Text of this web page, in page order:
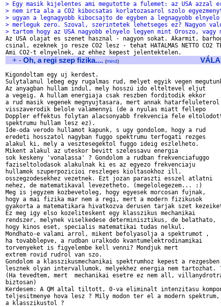
> Egy masik kijelentes ami megutotte a fulemet: az USA azzal
> nem irta ala a CO2 kibocsatas korlatozasarol szolo
> ugyan a legnagyobb kibocsajto de egyben a legnagyobb
> merleguk zero. Szoval, szerintetek lehetseges ez? Nagyon
> tartom hogy az USA nagyobb elnyelo legyen mint Oroszo,
Az USA olajat es szenet hasznal - nagyon sokat. Akarmit,
csinal, ezeknek jo resze CO2 lesz - tehat HATALMAS NETTO CO2
+ - Oh, a regi szep fizika.... (mind)
Kigondoltam egy uj kerdest.
Sulytalanul lebeg egy rugalmas rud, melyet egyik vegen
Az anyagban hullam indul, mely hosszú ido elteltevel eljut
a vegeig. A hullam energiaja csak reszben forditodik ekkor
a rud masik vegenek megnyujtasara, mert annak hatarfeluleterol
visszaverodik belole valamennyi (de a nyulas miatt fellepo
Doppler effektus folytan alacsonyabb frekvencia fele
spektrumu hullam lesz ez).
Ide-oda verodo hullamot kapunk, s ugy gondolom, hogy a rud
eredeti hosszatol nagyban fuggo spektrumu terfogati rezges
alakul ki, mely a vesztesegektol fuggo ideig eszlelheto.
Mikent alakul az uteskor bevitt szelessavu energia
sok keskeny 'vonalassa' ? Gondolom a rudban frekvenciafuggo
faziseltolodasok alakulnak ki es az egyezo frekvenciaju
hullamok szuperpozicioi reszleges kioltasokhoz ill.
osszegzodesekhez vezetnek. Ezt jozan paraszti esszel atlatni
nehez, de matematikaval levezetheto. (megelolegezem... :)
Meg is jegyzem kozbevetoleg, hogy egyesek morcosan fujnak,
hogy a mai fizika mar nem a regi, mert a modern fizikusok
gyakorta a matematikara hivatkozva derusen tarjak szet
Ez meg igy elso kozeliteskent egy klasszikus mechanikai
rendszer, melynek viselkedese determinisztikus, de belathato,
hogy kinos eset, specialis matematikai tudas nelkul.
Mondhato-e valami arrol, mikent befolyasolja a spektrumot ,
ha tovabblepve, a rudban uralkodo kvantumelektrodinamikai
torvenyeket is figyelembe kell venni? Mondjuk mert
extrem rovid rudrol van szo.
Gondolom a klasszikusmechanikai spektrumhoz kepest a rezgesben
lesznek olyan intervallumok, melyekhez energia nem tartozhat.
(Ha tevedtem, mert  mechanikai esetre ez nem all,
biztosan)
Kerdesem: A QM altal tiltott, 0-va eliminalt intenzitasu
teljesitmenye hova lesz ? Mily modon ter el a modern spektrum,
a klasszikustol ?